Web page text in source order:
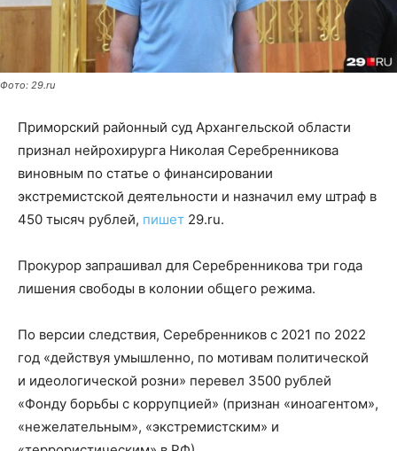
Фото: 29.ru
Приморский районный суд Архангельской области
признал нейрохирурга Николая Серебренникова
виновным по статье о финансировании
экстремистской деятельности и назначил ему штраф в
450 тысяч рублей, пишет 29.ru.
Прокурор запрашивал для Серебренникова три года
лишения свободы в колонии общего режима.
По версии следствия, Серебренников с 2021 по 2022
год «действуя умышленно, по мотивам политической
и идеологической розни» перевел 3500 рублей
«Фонду борьбы с коррупцией» (признан «иноагентом»,
«нежелательным», «экстремистским» и